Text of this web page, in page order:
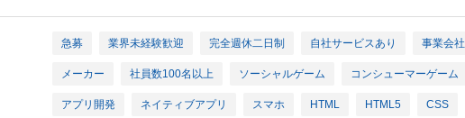
急募 業界未経験歓迎 完全週休二日制 自社サービスあり 事業会社
メーカー 社員数100名以上 ソーシャルゲーム コンシューマーゲーム
アプリ開発 ネイティブアプリ スマホ HTML HTML5 CSS